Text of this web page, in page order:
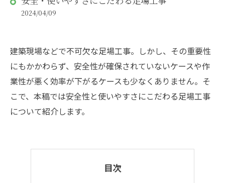
2024/04/09
建築現場などで不可欠な足場工事。しかし、その重要性
にもかかわらず、安全性が確保されていないケースや作
業性が悪く効率が下がるケースも少なくありません。そ
こで、本稿では安全性と使いやすさにこだわる足場工事
について紹介します。
目次